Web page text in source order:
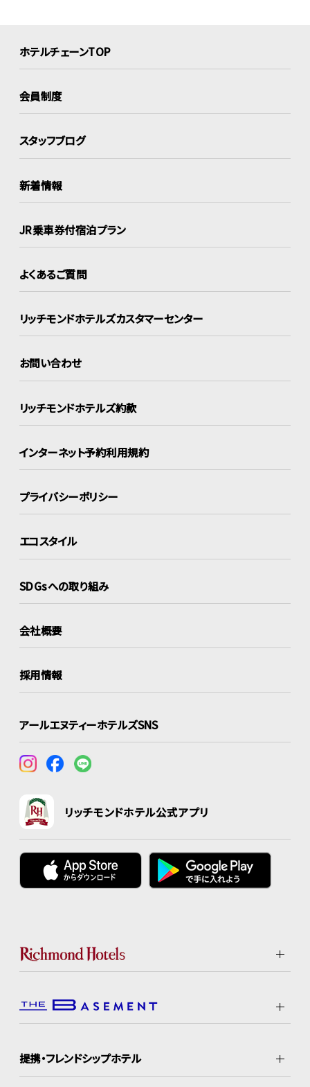
ホテルチェーンTOP
会員制度
スタッフブログ
新着情報
JR乗車券付宿泊プラン
よくあるご質問
リッチモンドホテルズカスタマーセンター
お問い合わせ
リッチモンドホテルズ約款
インターネット予約利用規約
プライバシーポリシー
エコスタイル
SDGsへの取り組み
会社概要
採用情報
アールエヌティーホテルズSNS
リッチモンドホテル公式アプリ
提携・フレンドシップホテル